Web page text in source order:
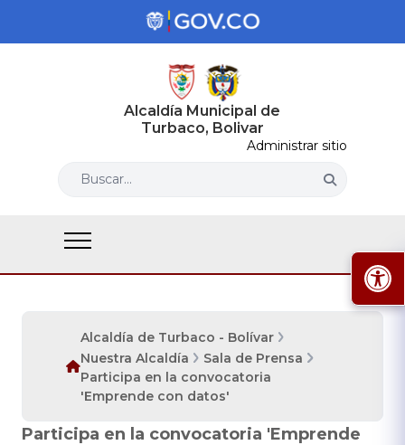
Alcaldía Municipal de
Turbaco, Bolivar
Administrar sitio
Buscar...
Alcaldía de Turbaco - Bolívar
Nuestra Alcaldía
Sala de Prensa
Participa en la convocatoria
'Emprende con datos'
Participa en la convocatoria 'Emprende